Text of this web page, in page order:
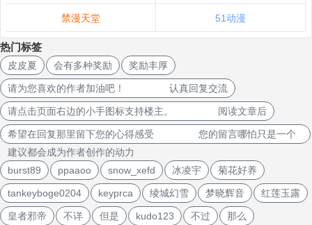
禁漫天堂 51动漫
热门标签
皮皮夏 会有多种奖励 奖励丰厚
请为您喜欢的作者加油吧！ 认真回复交流
请点击页面右边的小手图标支持楼主。 阅读文章后
希望在回复那里留下您的心得感受 您的留言哪怕只是一个
建议都会成为作者创作的动力
burst89
ppaaoo snow_xefd 冰凌宇 菊花好养
tankeyboge0204 keyprca 绫城幻雪 梦晓辉音 红莲玉露
皇者邪帝 不详 但是 kudo123 不过 那么